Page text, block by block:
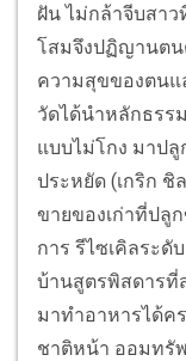
ฝัน ไม่กล้าจีบสาว
โสมจึงปฏิญานตน
ความสุขของตนแ
วัดได้นำหลักธรร
แบบไม่โกง มาป
ประหยัด (เกริก ชิ
ขายของเก่าที่ปลูก
การ รีไซเคิลระ
บ้านสูตรพิสดารที่
มาทำอาหารได้ค
ชาติหน้า ออมทรั